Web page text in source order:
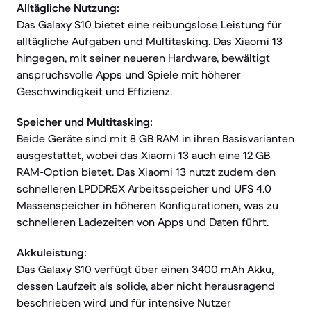
Alltägliche Nutzung:
Das Galaxy S10 bietet eine reibungslose Leistung für
alltägliche Aufgaben und Multitasking. Das Xiaomi 13
hingegen, mit seiner neueren Hardware, bewältigt
anspruchsvolle Apps und Spiele mit höherer
Geschwindigkeit und Effizienz.
Speicher und Multitasking:
Beide Geräte sind mit 8 GB RAM in ihren Basisvarianten
ausgestattet, wobei das Xiaomi 13 auch eine 12 GB
RAM-Option bietet. Das Xiaomi 13 nutzt zudem den
schnelleren LPDDR5X Arbeitsspeicher und UFS 4.0
Massenspeicher in höheren Konfigurationen, was zu
schnelleren Ladezeiten von Apps und Daten führt.
Akkuleistung:
Das Galaxy S10 verfügt über einen 3400 mAh Akku,
dessen Laufzeit als solide, aber nicht herausragend
beschrieben wird und für intensive Nutzer